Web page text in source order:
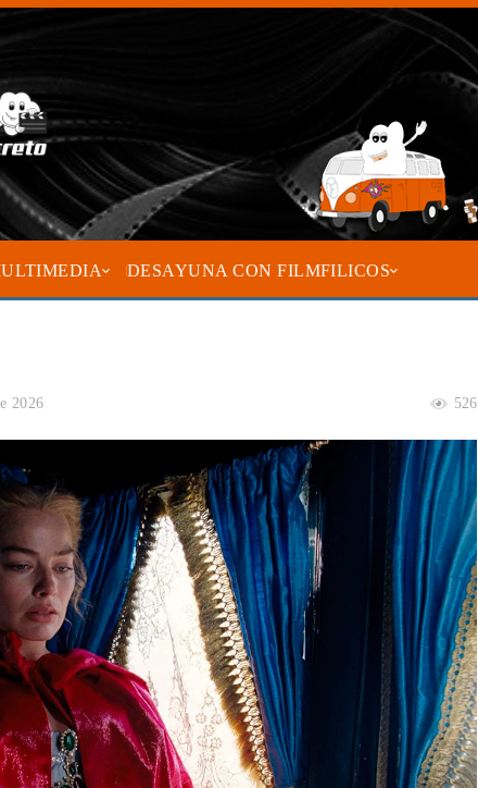
DESAYUNA CON FILMFILICOS
2026 526